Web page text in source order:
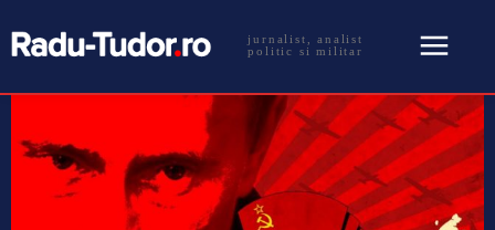
jurnalist, analist
politic si militar